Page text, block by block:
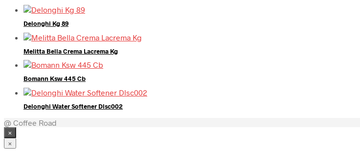
Delonghi Kg 89
Melitta Bella Crema Lacrema Kg
Bomann Ksw 445 Cb
Delonghi Water Softener Dlsc002
@ Coffee Road
×
×